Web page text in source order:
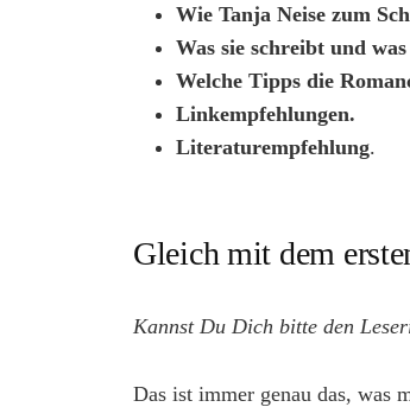
Wie Tanja Neise zum
Was sie schreibt und
Welche Tipps die
Linkempfehlungen.
Literaturempfehlung.
Gleich mit dem
Kannst Du Dich bitte den
Das ist immer genau das, was